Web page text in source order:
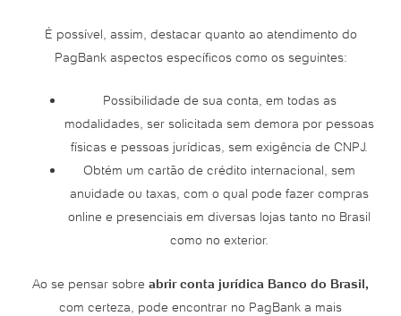
É possível, assim, destacar quanto ao atendimento do
PagBank aspectos específicos como os seguintes:
Possibilidade de sua conta, em todas as
modalidades, ser solicitada sem demora por pessoas
físicas e pessoas jurídicas, sem exigência de CNPJ.
Obtém um cartão de crédito internacional, sem
anuidade ou taxas, com o qual pode fazer compras
online e presenciais em diversas lojas tanto no Brasil
como no exterior.
Ao se pensar sobre abrir conta jurídica Banco do Brasil,
com certeza, pode encontrar no PagBank a mais